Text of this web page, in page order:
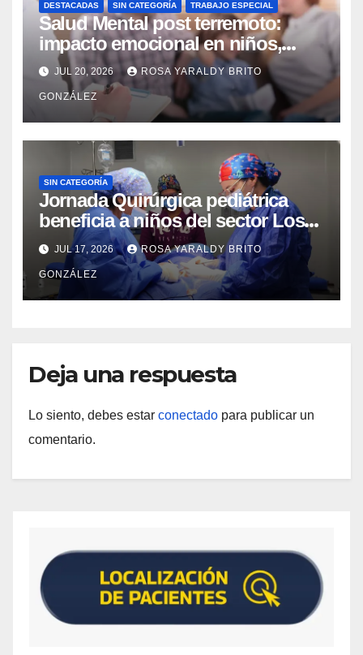
DESTACADAS SIN CATEGORÍA TRABAJO ESPECIAL
Salud Mental post terremoto:
impacto emocional en niños,
niñas, adolescentes y madres
JUL 20, 2026 ROSA YARALDY BRITO
GONZÁLEZ
SIN CATEGORÍA
Jornada Quirúrgica pediátrica
beneficia a niños del sector Los
Curos
JUL 17, 2026 ROSA YARALDY BRITO
GONZÁLEZ
Deja una respuesta
Lo siento, debes estar conectado para publicar un
comentario.